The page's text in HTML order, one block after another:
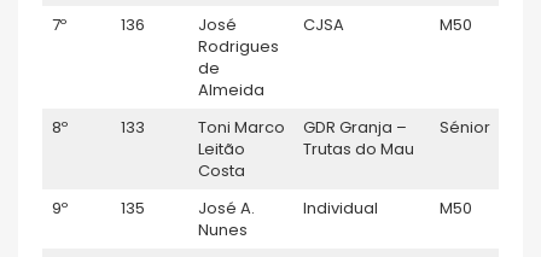
7º 136
José
Rodrigues
de
Almeida
CJSA M50
8º 133
Toni Marco
Leitão
Costa
GDR Granja –
Trutas do Mau
Sénior
9º 135
José A.
Nunes
Individual M50